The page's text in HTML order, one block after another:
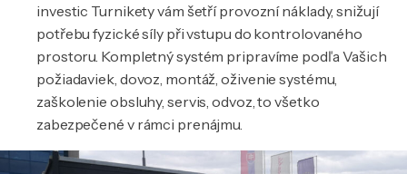
investic Turnikety vám šetří provozní náklady, snižují
potřebu fyzické síly při vstupu do kontrolovaného
prostoru. Kompletný systém pripravíme podľa Vašich
požiadaviek, dovoz, montáž, oživenie systému,
zaškolenie obsluhy, servis, odvoz, to všetko
zabezpečené v rámci prenájmu.